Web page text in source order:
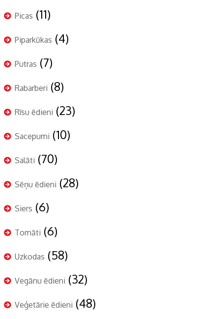
Picas (11)
Piparkūkas (4)
Putras (7)
Rabarberi (8)
Rīsu ēdieni (23)
Sacepumi (10)
Salāti (70)
Sēņu ēdieni (28)
Siers (6)
Tomāti (6)
Uzkodas (58)
Vegānu ēdieni (32)
Veģetārie ēdieni (48)